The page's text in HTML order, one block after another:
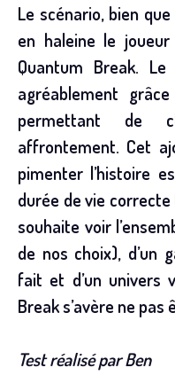
Le scénario, bien
en haleine le
Quantum Break.
agréablement
permettant de
affrontement. Cet
pimenter l’histoire
durée de vie correcte
souhaite voir
de nos choix), d’un
fait et d’un univers
Break s’avère ne
Test réalisé par Ben